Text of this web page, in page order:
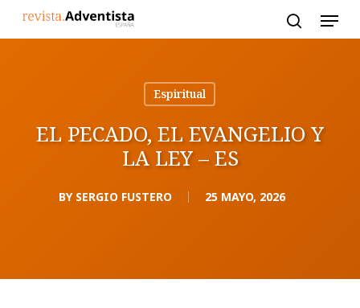
Espiritual
EL PECADO, EL EVANGELIO Y
LA LEY – ES
BY SERGIO FUSTERO 25 MAYO, 2026